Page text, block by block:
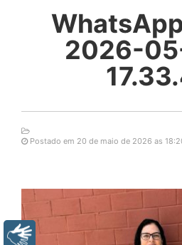
2026-
Postado em 20 de maio de 2026 as
Libras